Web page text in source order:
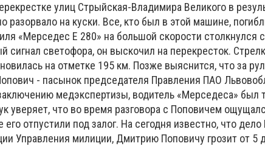
улиц Стрыйская-Владимира Великого в
разорвало на куски. Все, кто был в этой машине,
«Мерседес E 280» на большой скорости столкнулся
сигнал светофора, он выскочил на перекресток.
на отметке 195 км. Позже выяснится, что за
- пасынок председателя Правления ПАО
медэкспертизы, водитель «Мерседеса» был
уверяет, что во время разговора с Поповичем
его отпустили под залог. На сегодня известно, что
Управления милиции, Дмитрию Поповичу грозит от 5